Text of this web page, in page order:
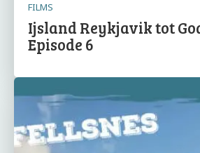
FILMS
Ijsland Reykjavik tot
Episode 6